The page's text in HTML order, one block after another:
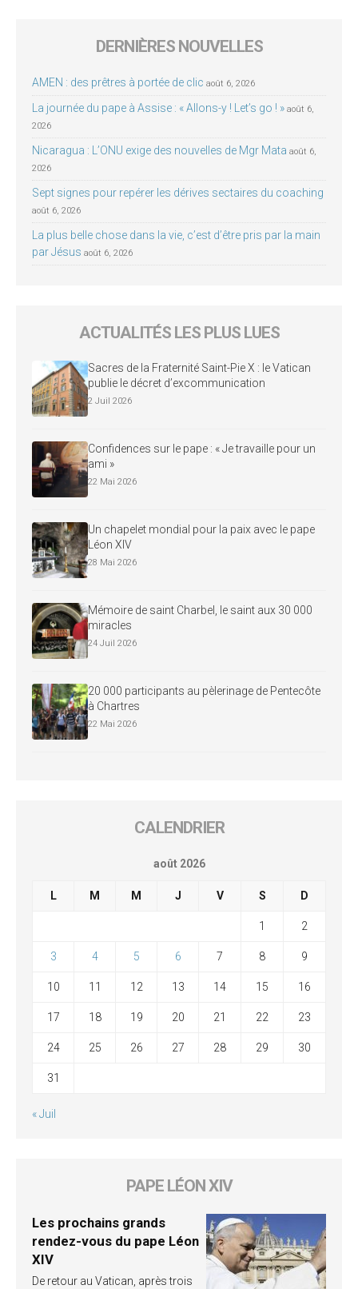
DERNIÈRES NOUVELLES
AMEN : des prêtres à portée de clic août 6, 2026
La journée du pape à Assise : « Allons-y ! Let’s go ! » août 6,
2026
Nicaragua : L’ONU exige des nouvelles de Mgr Mata août 6,
2026
Sept signes pour repérer les dérives sectaires du coaching
août 6, 2026
La plus belle chose dans la vie, c’est d’être pris par la main
par Jésus août 6, 2026
ACTUALITÉS LES PLUS LUES
Sacres de la Fraternité Saint-Pie X : le Vatican
publie le décret d’excommunication
2 Juil 2026
Confidences sur le pape : « Je travaille pour un
ami »
22 Mai 2026
Un chapelet mondial pour la paix avec le pape
Léon XIV
28 Mai 2026
Mémoire de saint Charbel, le saint aux 30 000
miracles
24 Juil 2026
20 000 participants au pèlerinage de Pentecôte
à Chartres
22 Mai 2026
CALENDRIER
août 2026
L M M J V S D
1 2
3 4 5 6 7 8 9
10 11 12 13 14 15 16
17 18 19 20 21 22 23
24 25 26 27 28 29 30
31
« Juil
PAPE LÉON XIV
Les prochains grands
rendez-vous du pape Léon
XIV
De retour au Vatican, après trois